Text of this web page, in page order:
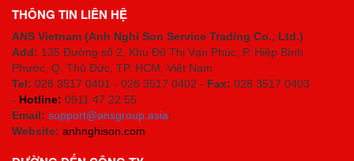
THÔNG TIN LIÊN HỆ
ANS Vietnam (Anh Nghi Son Service Trading Co., Ltd.)
Add: 135 Đường số 2, Khu Đô Thị Vạn Phúc, P. Hiệp Bình
Phước, Q. Thủ Đức, TP. HCM , Việt Nam
Tel: 028 3517 0401 - 028 3517 0402 - Fax: 028 3517 0403
- Hotline: 0911 47 22 55
Email: support@ansgroup.asia;
Website: anhnghison.com